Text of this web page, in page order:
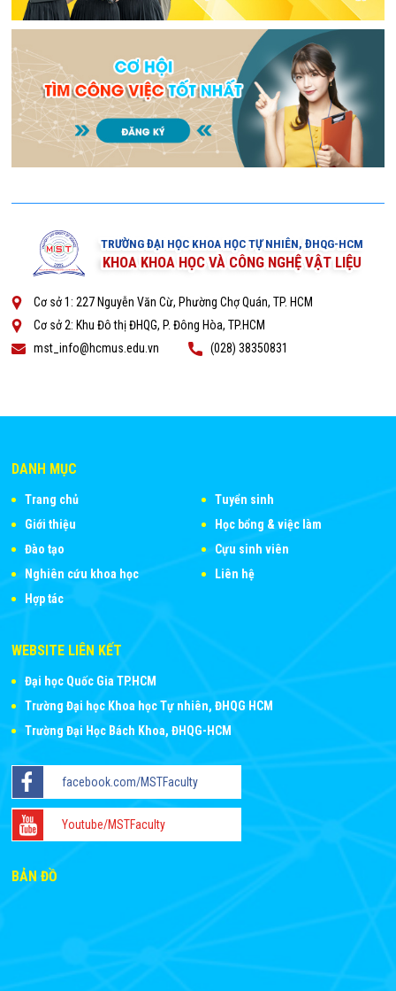
TRƯỜNG ĐẠI HỌC KHOA HỌC TỰ NHIÊN, ĐHQG-HCM
KHOA KHOA HỌC VÀ CÔNG NGHỆ VẬT LIỆU
Cơ sở 1: 227 Nguyễn Văn Cừ, Phường Chợ Quán, TP. HCM
Cơ sở 2: Khu Đô thị ĐHQG, P. Đông Hòa, TP.HCM
mst_info@hcmus.edu.vn
(028) 38350831
DANH MỤC
Trang chủ
Giới thiệu
Đào tạo
Nghiên cứu khoa học
Hợp tác
Tuyển sinh
Học bổng & việc làm
Cựu sinh viên
Liên hệ
WEBSITE LIÊN KẾT
Đại học Quốc Gia TP.HCM
Trường Đại học Khoa học Tự nhiên, ĐHQG HCM
Trường Đại Học Bách Khoa, ĐHQG-HCM
facebook.com/MSTFaculty
Youtube/MSTFaculty
BẢN ĐỒ